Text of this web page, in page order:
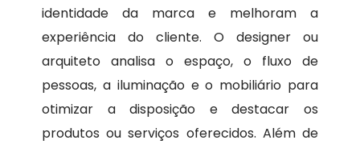
identidade da marca e melhoram a
experiência do cliente. O designer ou
arquiteto analisa o espaço, o fluxo de
pessoas, a iluminação e o mobiliário para
otimizar a disposição e destacar os
produtos ou serviços oferecidos. Além de